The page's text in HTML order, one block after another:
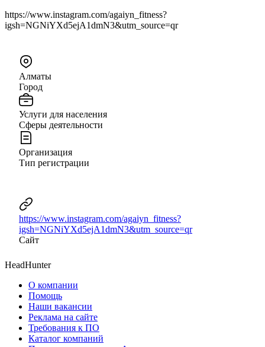
https://www.instagram.com/agaiyn_fitness?
igsh=NGNiYXd5ejA1dmN3&utm_source=qr
Алматы
Город
Услуги для населения
Сферы деятельности
Организация
Тип регистрации
https://www.instagram.com/agaiyn_fitness?
igsh=NGNiYXd5ejA1dmN3&utm_source=qr
Сайт
HeadHunter
О компании
Помощь
Наши вакансии
Реклама на сайте
Требования к ПО
Каталог компаний